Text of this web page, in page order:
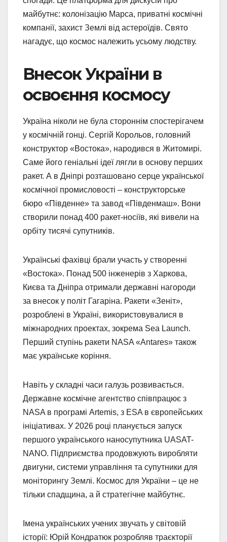
майбутнє: колонізацію Марса, приватні космічні
компанії, захист Землі від астероїдів. Свято
нагадує, що космос належить усьому людству.
Внесок України в
освоєння космосу
Україна ніколи не була стороннім спостерігачем
у космічній гонці. Сергій Корольов, головний
конструктор «Востока», народився в Житомирі.
Саме його геніальні ідеї лягли в основу перших
ракет. А в Дніпрі розташовано серце української
космічної промисловості – конструкторське
бюро «Південне» та завод «Південмаш». Вони
створили понад 400 ракет-носіїв, які вивели на
орбіту тисячі супутників.
Українські фахівці брали участь у створенні
«Востока». Понад 500 інженерів з Харкова,
Києва та Дніпра отримали державні нагороди
за внесок у політ Гагаріна. Ракети «Зеніт»,
розроблені в Україні, використовувалися в
міжнародних проектах, зокрема Sea Launch.
Перший ступінь ракети NASA «Antares» також
має українське коріння.
Навіть у складні часи галузь розвивається.
Державне космічне агентство співпрацює з
NASA в програмі Artemis, з ESA в європейських
ініціативах. У 2026 році планується запуск
першого українського наносупутника UASAT-
NANO. Підприємства продовжують виробляти
двигуни, системи управління та супутники для
моніторингу Землі. Космос для України – це не
тільки спадщина, а й стратегічне майбутнє.
Імена українських учених звучать у світовій
історії: Юрій Кондратюк розробляв траєкторії